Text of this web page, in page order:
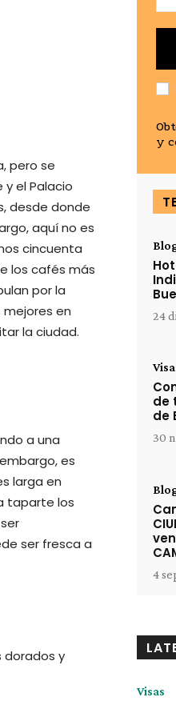
pero se
el Palacio
desde donde
aquí no es
cincuenta
los cafés más
por la
mejores en
la ciudad.
a una
es
larga en
taparte los
ser fresca a
dorados y
y
24
de
de
30
4
Visas